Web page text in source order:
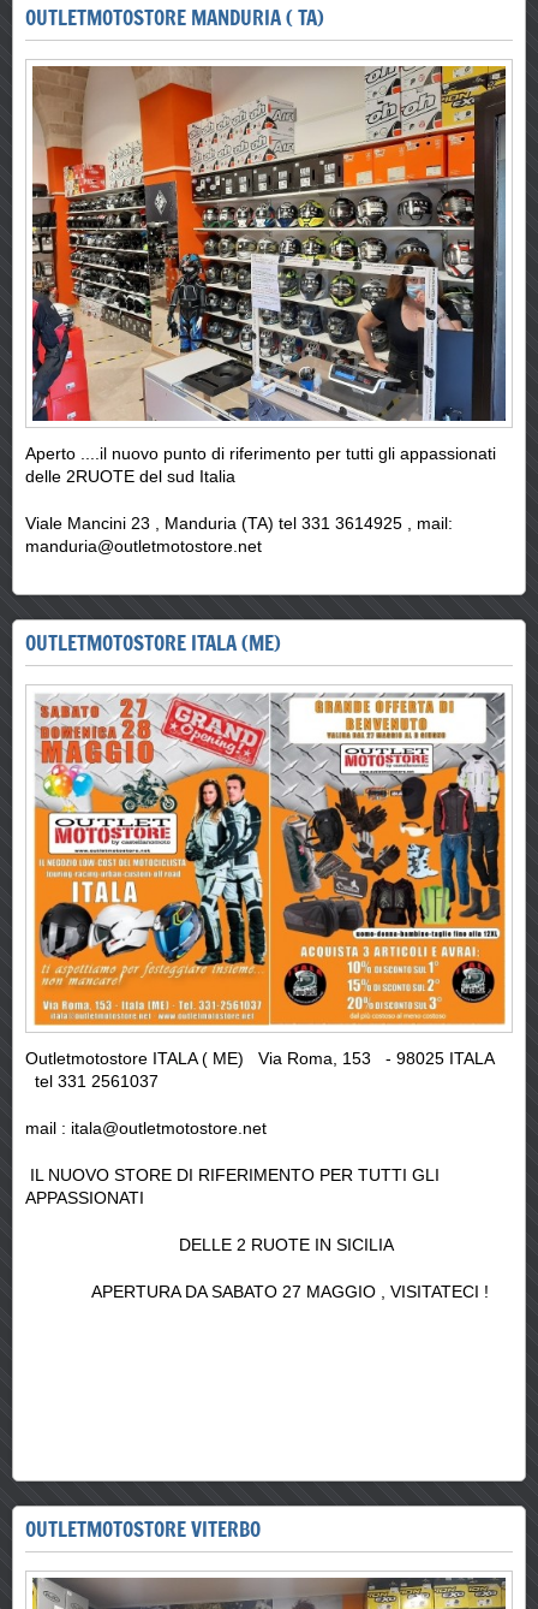
OUTLETMOTOSTORE MANDURIA ( TA)
Aperto ....il nuovo punto di riferimento per tutti gli appassionati
delle 2RUOTE del sud Italia
Viale Mancini 23 , Manduria (TA) tel 331 3614925 , mail:
manduria@outletmotostore.net
OUTLETMOTOSTORE ITALA (ME)
Outletmotostore ITALA ( ME) Via Roma, 153 - 98025 ITALA
tel 331 2561037
mail : itala@outletmotostore.net
IL NUOVO STORE DI RIFERIMENTO PER TUTTI GLI
APPASSIONATI
DELLE 2 RUOTE IN SICILIA
APERTURA DA SABATO 27 MAGGIO , VISITATECI !
OUTLETMOTOSTORE VITERBO